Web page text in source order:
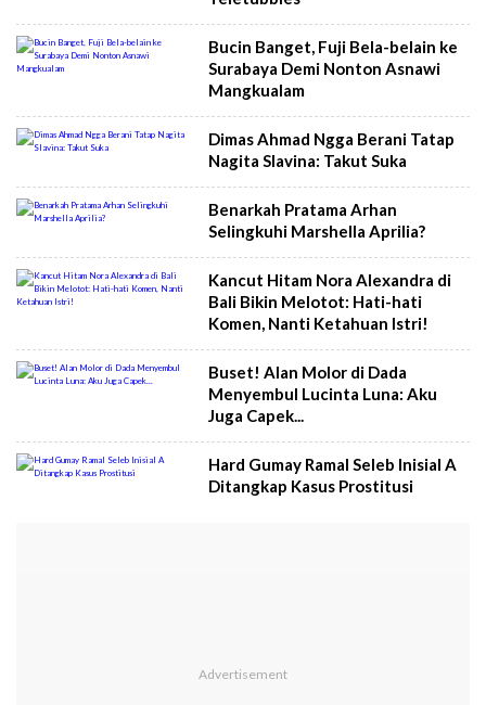
Bucin Banget, Fuji Bela-belain ke
Surabaya Demi Nonton Asnawi
Mangkualam
Dimas Ahmad Ngga Berani Tatap
Nagita Slavina: Takut Suka
Benarkah Pratama Arhan
Selingkuhi Marshella Aprilia?
Kancut Hitam Nora Alexandra di
Bali Bikin Melotot: Hati-hati
Komen, Nanti Ketahuan Istri!
Buset! Alan Molor di Dada
Menyembul Lucinta Luna: Aku
Juga Capek...
Hard Gumay Ramal Seleb Inisial A
Ditangkap Kasus Prostitusi